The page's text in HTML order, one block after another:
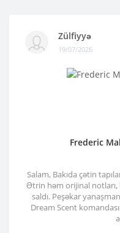
Zülfiyyə
19/07/2026
Frederic
Salam, Bakıda çətin
Ətrin həm orijinal notları,
saldı. Peşəkar
Dream Scent